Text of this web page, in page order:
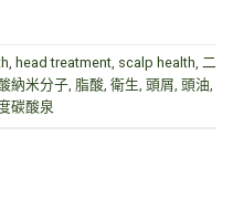
, head treatment, scalp health, 二
納米分子, 脂酸, 衛生, 頭屑, 頭油,
碳酸泉